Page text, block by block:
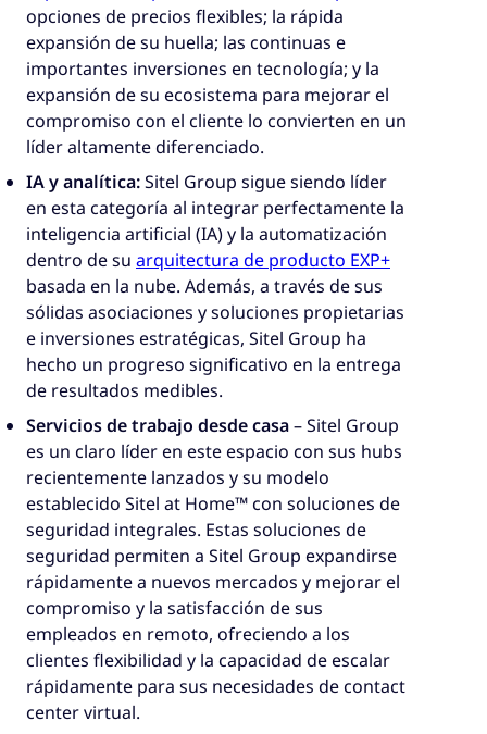
opciones de precios flexibles; la rápida
expansión de su huella; las continuas e
importantes inversiones en tecnología; y la
expansión de su ecosistema para mejorar el
compromiso con el cliente lo convierten en un
líder altamente diferenciado.
IA y analítica:Sitel Group sigue siendo líder
en esta categoría al integrar perfectamente la
inteligencia artificial (IA) y la automatización
dentro de su arquitectura de producto EXP+
basada en la nube. Además, a través de sus
sólidas asociaciones y soluciones propietarias
e inversiones estratégicas, Sitel Group ha
hecho un progreso significativo en la entrega
de resultados medibles.
Servicios de trabajo desde casa– Sitel Group
es un claro líder en este espacio con sus hubs
recientemente lanzados y su modelo
establecido Sitel at Home™ con soluciones de
seguridad integrales. Estas soluciones de
seguridad permiten a Sitel Group expandirse
rápidamente a nuevos mercados y mejorar el
compromiso y la satisfacción de sus
empleados en remoto, ofreciendo a los
clientes flexibilidad y la capacidad de escalar
rápidamente para sus necesidades de contact
center virtual.